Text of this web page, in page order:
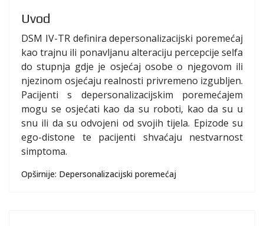
Uvod
DSM IV-TR definira depersonalizacijski poremećaj
kao trajnu ili ponavljanu alteraciju percepcije selfa
do stupnja gdje je osjećaj osobe o njegovom ili
njezinom osjećaju realnosti privremeno izgubljen.
Pacijenti s depersonalizacijskim poremećajem
mogu se osjećati kao da su roboti, kao da su u
snu ili da su odvojeni od svojih tijela. Epizode su
ego-distone te pacijenti shvaćaju nestvarnost
simptoma.
Opširnije: Depersonalizacijski poremećaj